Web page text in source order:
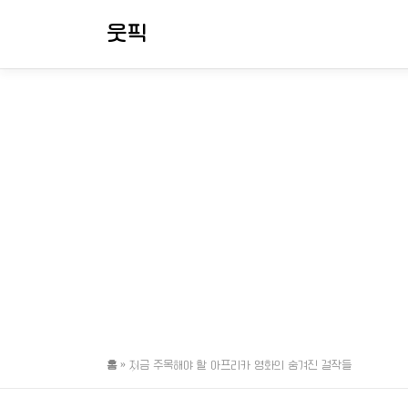
로
웃픽
홈» 지금 주목해야 할 아프리카 영화의 숨겨진 걸작들